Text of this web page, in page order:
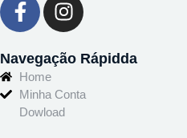
Navegação Rápidda
Home
Minha Conta
Dowload